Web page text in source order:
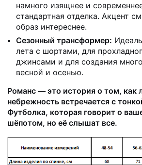
намного изящнее и
стандартная отделка. Акцент
образ интереснее.
Сезонный трансформер:
лета с шортами, для
джинсами и для создания
весной и осенью.
Романс — это история о том, как
небрежность встречается с
Футболка, которая говорит о
шёпотом, но её слышат все.